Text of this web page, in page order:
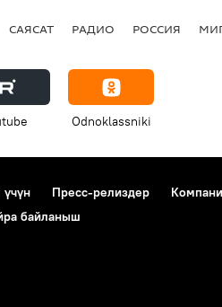
САЯСАТ РАДИО РОССИЯ
Odnoklassniki
Пресс-релиздер
байланыш